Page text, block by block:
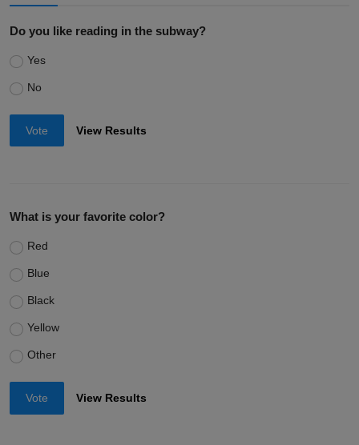
Do you like reading in the subway?
Yes
No
Vote View Results
What is your favorite color?
Red
Blue
Black
Yellow
Other
Vote View Results